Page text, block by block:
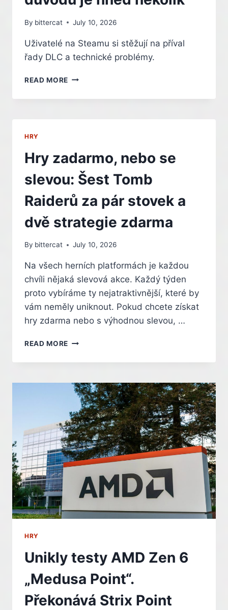
By bittercat July 10, 2026
Uživatelé na Steamu si stěžují na příval
řady DLC a technické problémy.
READ MORE PC
KRITIZUJÍ
RESYNCED,
DŮVODŮ
HNED
NĚKOLIK
HRY
Hry zadarmo, nebo se
slevou: Šest Tomb
Raiderů za pár stovek a
dvě strategie zdarma
By bittercat July 10, 2026
Na všech herních platformách je každou
chvíli nějaká slevová akce. Každý týden
proto vybíráme ty nejatraktivnější, které by
vám neměly uniknout. Pokud chcete získat
hry zdarma nebo s výhodnou slevou, …
READ MORE HRY
NEBO
SLEVOU:
ŠEST
TOMB
RAIDERŮ
ZA
PÁR
STOVEK
A
DVĚ
STRATEGIE
ZDARMA
HRY
Unikly testy AMD Zen 6
„Medusa Point“.
Překonává Strix Point